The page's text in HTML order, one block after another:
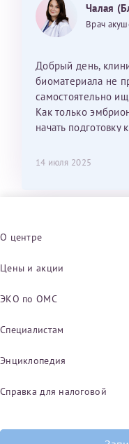
Чалая
Врач
Добрый день,
биоматериала не
самостоятельно
Как только
начать подготовку
14 июля 2025
О центре
Цены и акции
ЭКО по ОМС
Специалистам
Энциклопедия
Справка для налоговой